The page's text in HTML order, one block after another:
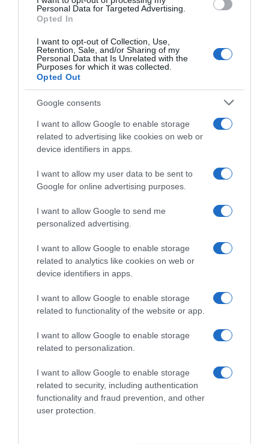
Personal Data for Targeted Advertising.
Opted In
I want to opt-out of Collection, Use,
Retention, Sale, and/or Sharing of my
Personal Data that Is Unrelated with the
Purposes for which it was collected.
Opted Out
Google consents
I want to allow Google to enable storage
related to advertising like cookies on web or
device identifiers in apps.
I want to allow my user data to be sent to
Google for online advertising purposes.
I want to allow Google to send me
personalized advertising.
I want to allow Google to enable storage
related to analytics like cookies on web or
device identifiers in apps.
I want to allow Google to enable storage
related to functionality of the website or app.
I want to allow Google to enable storage
related to personalization.
I want to allow Google to enable storage
related to security, including authentication
functionality and fraud prevention, and other
user protection.
Το σχέδιο του Ισραήλ για τους Κούρδους
ΤΟ ΠΑΡΟΝ: Ρυθμιστής ο Αντώνης Σαμαράς – Απειλή
για ΝΔ
Όρθρος και Θεία Λειτουργία live: Δείτε την Κυριακή Ι΄
Ματθαίου
Αντίστροφη μέτρηση για το Μπέρμιγχαμ 2026:
Ιστορική ελληνική παρουσία στο Ευρωπαϊκό Στίβου
ΤΟ ΒΙΒΛΙΟ ΣΤΟ “Π”